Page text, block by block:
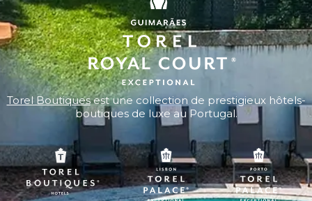
Torel Boutiquesest une collection de prestigieux hôtels-
boutiques de luxe au Portugal.